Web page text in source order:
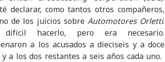
declarar, como tantos otros compañeros,
de los juicios sobre Automotores Orletti.
difícil hacerlo, pero era necesario.
a los acusados a ​dieciseis y a doce
a los dos restantes a seis años cada uno.